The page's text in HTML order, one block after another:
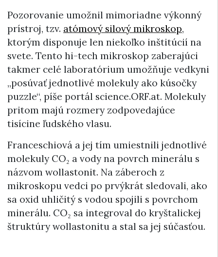
Pozorovanie umožnil mimoriadne výkonný
prístroj, tzv. atómový silový mikroskop,
ktorým disponuje len niekoľko inštitúcií na
svete. Tento hi-tech mikroskop zaberajúci
takmer celé laboratórium umožňuje vedkyni
„posúvať jednotlivé molekuly ako kúsočky
puzzle“, píše portál science.ORF.at. Molekuly
pritom majú rozmery zodpovedajúce
tisícine ľudského vlasu.
Franceschiová a jej tím umiestnili jednotlivé
molekuly CO₂ a vody na povrch minerálu s
názvom wollastonit. Na záberoch z
mikroskopu vedci po prvýkrát sledovali, ako
sa oxid uhličitý s vodou spojili s povrchom
minerálu. CO₂ sa integroval do kryštalickej
štruktúry wollastonitu a stal sa jej súčasťou.